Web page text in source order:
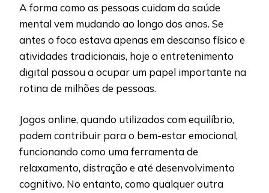
A forma como as pessoas cuidam da saúde
mental vem mudando ao longo dos anos. Se
antes o foco estava apenas em descanso físico e
atividades tradicionais, hoje o entretenimento
digital passou a ocupar um papel importante na
rotina de milhões de pessoas.
Jogos online, quando utilizados com equilíbrio,
podem contribuir para o bem-estar emocional,
funcionando como uma ferramenta de
relaxamento, distração e até desenvolvimento
cognitivo. No entanto, como qualquer outra